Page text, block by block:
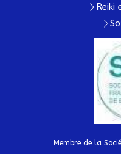
Reiki
Membre de la